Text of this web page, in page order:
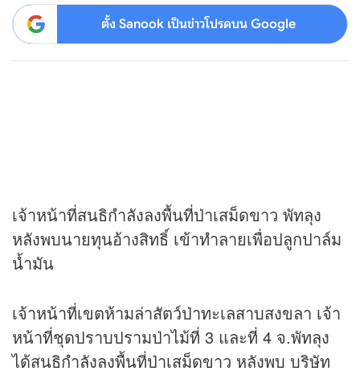
ตั้ง Sanook เป็นข่าวโปรดบน Google
เจ้าหน้าที่สนธิกำลังลงพื้นที่ป่าเสม็ดขาว พัทลุง
หลังพบนายทุนอ้างสิทธิ์ เข้าทำลายเพื่อปลูกปาล์ม
น้ำมัน
เจ้าหน้าที่เขตห้ามล่าสัตว์ป่าทะเลสาบสงขลา เจ้า
หน้าที่ชุดปราบปรามป่าไม้ที่ 3 และที่ 4 จ.พัทลุง
ได้สนธิกำลังลงพื้นที่ป่าเสม็ดขาว หลังพบ บริษัท